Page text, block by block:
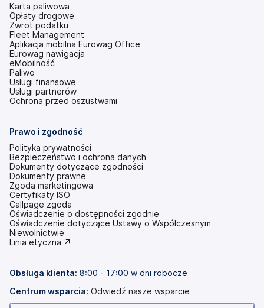
Karta paliwowa
Opłaty drogowe
Zwrot podatku
Fleet Management
Aplikacja mobilna Eurowag Office
Eurowag nawigacja
eMobilność
Paliwo
Usługi finansowe
Usługi partnerów
Ochrona przed oszustwami
Prawo i zgodność
Polityka prywatności
Bezpieczeństwo i ochrona danych
Dokumenty dotyczące zgodności
Dokumenty prawne
Zgoda marketingowa
Certyfikaty ISO
Callpage zgoda
Oświadczenie o dostępności zgodnie
(otwiera
się
w
Oświadczenie dotyczące Ustawy o Współczesnym
Niewolnictwie
(otwiera
nowej
karcie)
Linia etyczna ↗
Obsługa klienta: 8:00 - 17:00 w dni robocze
Centrum wsparcia: Odwiedź nasze wsparcie